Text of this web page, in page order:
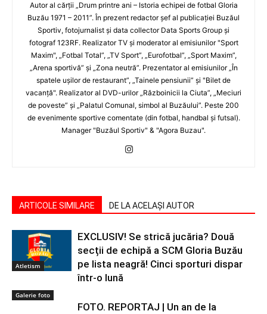
Autor al cărţii „Drum printre ani – Istoria echipei de fotbal Gloria
Buzău 1971 – 2011”. În prezent redactor şef al publicaţiei Buzăul
Sportiv, fotojurnalist şi data collector Data Sports Group şi
fotograf 123RF. Realizator TV şi moderator al emisiunilor "Sport
Maxim", „Fotbal Total”, „TV Sport”, „Eurofotbal”, „Sport Maxim”,
„Arena sportivă” şi „Zona neutră”. Prezentator al emisiunilor „În
spatele uşilor de restaurant”, „Tainele pensiunii” şi "Bilet de
vacanţă". Realizator al DVD-urilor „Războinicii la Ciuta”, „Meciuri
de poveste” şi „Palatul Comunal, simbol al Buzăului”. Peste 200
de evenimente sportive comentate (din fotbal, handbal şi futsal).
Manager "Buzăul Sportiv" & "Agora Buzau".
ARTICOLE SIMILARE DE LA ACELAȘI AUTOR
Atletism
EXCLUSIV! Se strică jucăria? Două
secții de echipă a SCM Gloria Buzău
pe lista neagră! Cinci sporturi dispar
într-o lună
Galerie foto
FOTO. REPORTAJ | Un an de la